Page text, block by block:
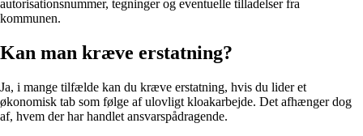
autorisationsnummer, tegninger og eventuelle tilladelser fra
kommunen.
Kan man kræve erstatning?
Ja, i mange tilfælde kan du kræve erstatning, hvis du lider et
økonomisk tab som følge af ulovligt kloakarbejde. Det afhænger dog
af, hvem der har handlet ansvarspådragende.